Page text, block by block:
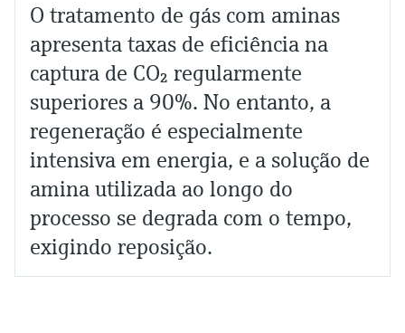
O tratamento de gás com aminas
apresenta taxas de eficiência na
captura de CO₂ regularmente
superiores a 90%. No entanto, a
regeneração é especialmente
intensiva em energia, e a solução de
amina utilizada ao longo do
processo se degrada com o tempo,
exigindo reposição.